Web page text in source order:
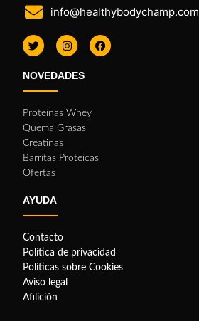
info@healthybodychamp.com
NOVEDADES
Proteínas Whey
Quema Grasas
Creatinas
Barritas Proteicas
Ofertas
AYUDA
Contacto
Política de privacidad
Políticas sobre Cookies
Aviso legal
Afilición